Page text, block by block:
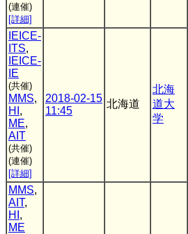
(連催)
[詳細]
IEICE-
ITS,
IEICE-
IE
(共催)
MMS,
HI ,
ME,
AIT
(共催)
(連催)
[詳細]
2018-02-15
11:45
北海道
北海
道大
学
MMS,
AIT,
HI ,
ME